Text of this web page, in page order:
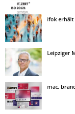
ifok erhält
Leipziger
mac.